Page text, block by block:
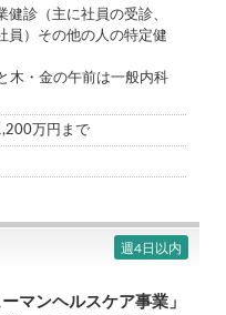
診（主に社員の受診、
員）その他の人の特定健
木・金の午前は一般内科
万円まで
週4日以内
マンヘルスケア事業」